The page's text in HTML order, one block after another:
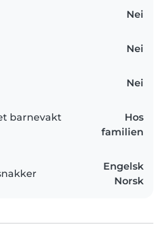
Nei
Nei
Nei
barnevakt
Hos
familien
Engelsk
Norsk